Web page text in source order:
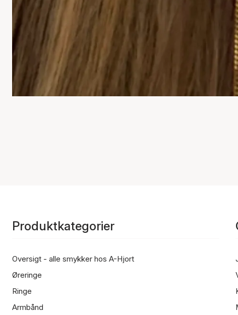
Produktkategorier
Oversigt - alle smykker hos A-Hjort
Øreringe
Ringe
Armbånd